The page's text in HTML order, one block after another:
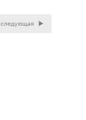
следующая